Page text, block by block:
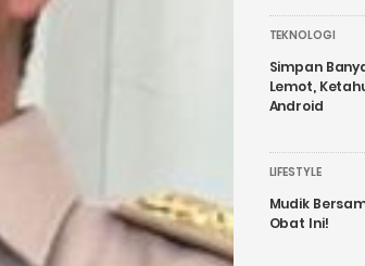
TEKNOLOGI
Simpan
Lemot,
Android
LIFESTYLE
Mudik
Obat Ini!